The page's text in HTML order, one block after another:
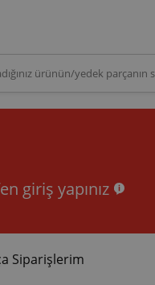
giriş yapınız
Siparişlerim